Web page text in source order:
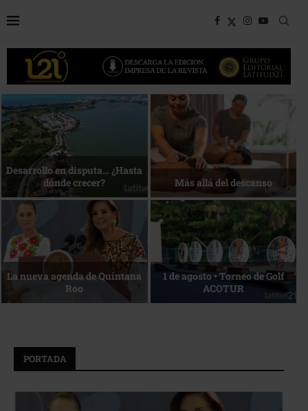
Bottega, un viaje servido a la
mesa
Energía que Impulsa la
competitividad
Reconocimiento de viajeros La esencia del servicio
PORTADA